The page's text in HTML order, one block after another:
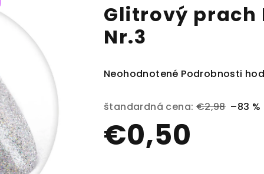
Glitrový prach
Nr.3
Priemerné
produktu
0,0
z
Neohodnotené Podrobnosti
štandardná cena: €2,98 –83 %
€0,50